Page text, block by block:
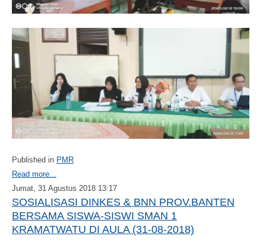
Published in PMR
Read more...
Jumat, 31 Agustus 2018 13:17
SOSIALISASI DINKES & BNN PROV.BANTEN
BERSAMA SISWA-SISWI SMAN 1
KRAMATWATU DI AULA (31-08-2018)